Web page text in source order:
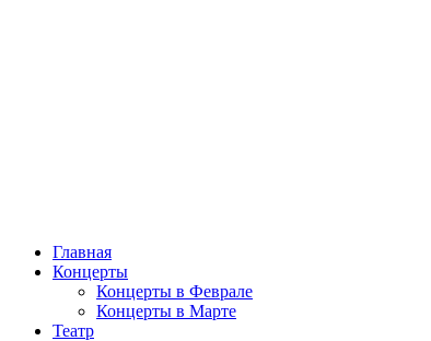
Главная
Концерты
Концерты в Феврале
Концерты в Марте
Театр